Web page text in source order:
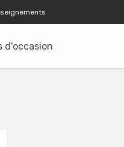
d'occasion